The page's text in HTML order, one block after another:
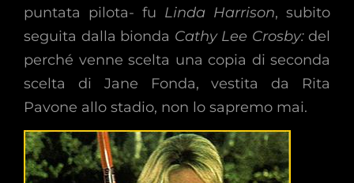
puntata pilota- fu Linda Harrison, subito
seguita dalla bionda Cathy Lee Crosby:del
perché venne scelta una copia di seconda
scelta di Jane Fonda, vestita da Rita
Pavone allo stadio, non lo sapremo mai.